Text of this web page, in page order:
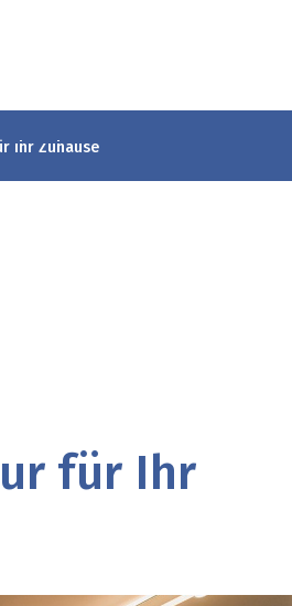
Ihr Zuhause
für Ihr